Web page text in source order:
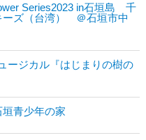
Series2023 in石垣島 千
ーズ（台湾） ＠石垣市中
ジカル『はじまりの樹の
青少年の家